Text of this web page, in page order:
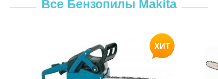
Все Бензопилы Makita
ХИТ